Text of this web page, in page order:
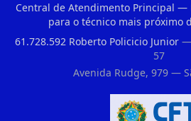
Central de Atendimento Principal —
para o técnico mais próximo
61.728.592 Roberto Policicio Junior—
57
Avenida Rudge, 979 —